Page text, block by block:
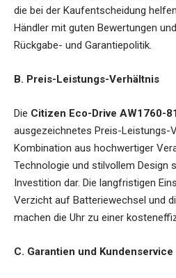
die bei der Kaufentscheidung
Händler mit guten Bewertungen
Rückgabe- und Garantiepolitik.
B. Preis-Leistungs-Verhältnis
Die Citizen Eco-Drive AW1760-
ausgezeichnetes Preis-Leistungs-
Kombination aus hochwertiger
Technologie und stilvollem Design
Investition dar. Die langfristigen
Verzicht auf Batteriewechsel und
machen die Uhr zu einer
C. Garantien und Kundenservice